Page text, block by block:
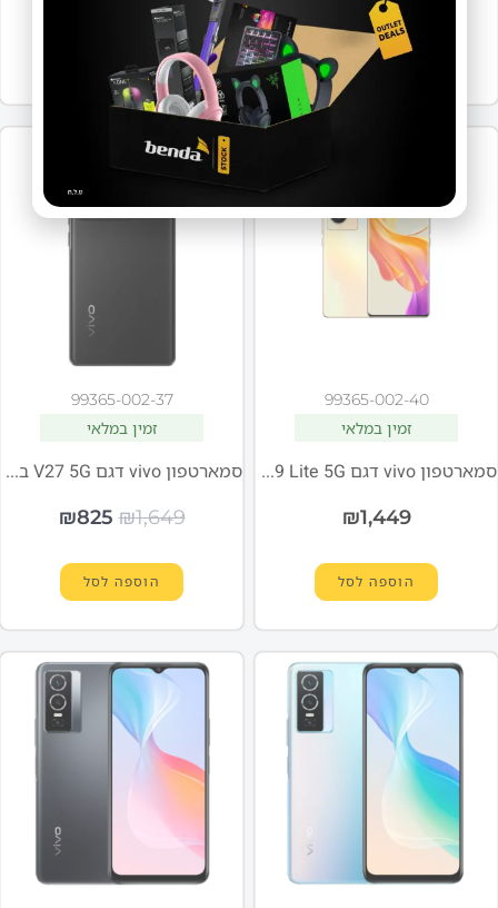
הוספה לסל הוספה לסל
99365-002-40
זמין במלאי
סמארטפון vivo דגם V29 Lite 5G בצבע זהב חלומי
₪1,449
הוספה לסל
מבצע
99365-002-37
זמין במלאי
סמארטפון vivo דגם V27 5G בצבע שחור אצילי
₪1,649
₪825
הוספה לסל